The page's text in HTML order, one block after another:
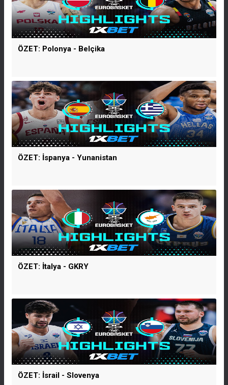
ÖZET: Polonya - Belçika
ÖZET: İspanya - Yunanistan
ÖZET: İtalya - GKRY
ÖZET: İsrail - Slovenya